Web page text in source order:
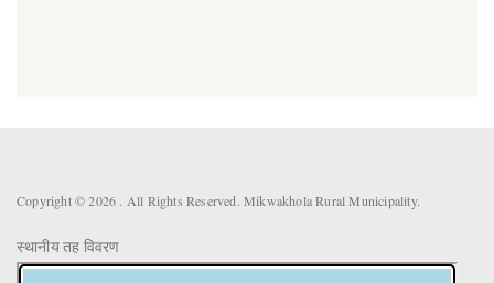
Copyright © 2026 . All Rights Reserved. Mikwakhola Rural Municipality.
स्थानीय तह विवरण